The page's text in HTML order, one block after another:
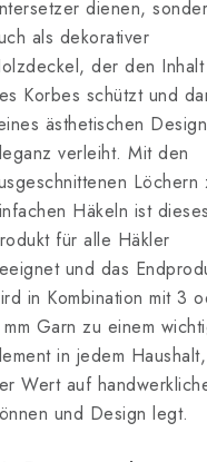
dienen,
als dekorativer
der den Inhalt
Korbes schützt und
ästhetischen
verleiht. Mit den
Löchern
Häkeln ist dieses
für alle Häkler
und das
in Kombination mit 3
Garn zu einem
in jedem Haushalt,
Wert auf
und Design legt.